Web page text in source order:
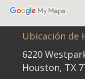
Ubicación de
6220
Houston, TX